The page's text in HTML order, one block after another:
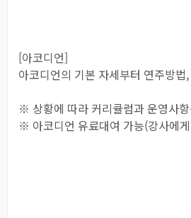
[아코디언]
아코디언의 기본 자세부터 연주방
※ 상황에 따라 커리큘럼과 운영사
※ 아코디언 유료대여 가능(강사에